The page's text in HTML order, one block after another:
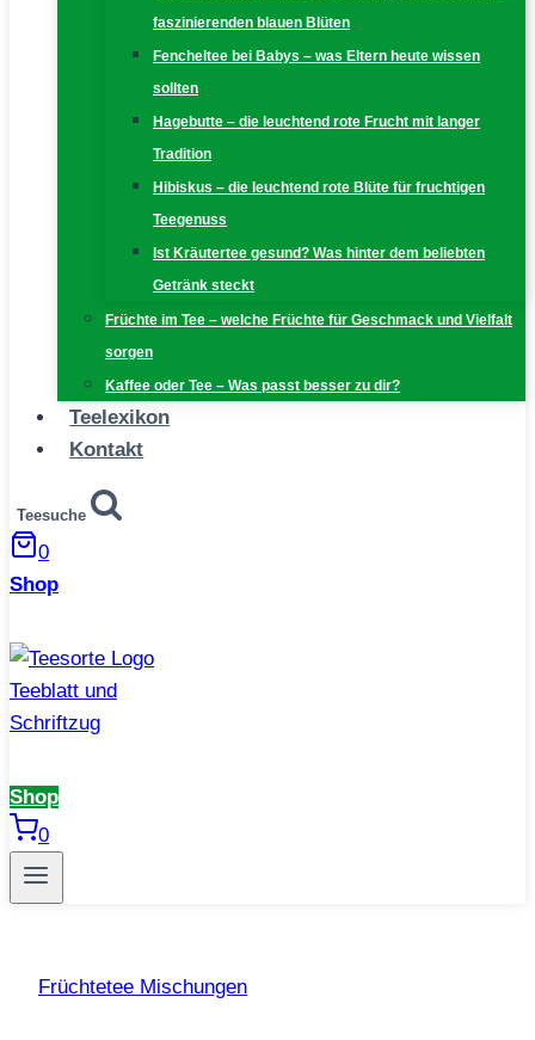
faszinierenden blauen Blüten
Fencheltee bei Babys – was Eltern heute wissen
sollten
Hagebutte – die leuchtend rote Frucht mit langer
Tradition
Hibiskus – die leuchtend rote Blüte für fruchtigen
Teegenuss
Ist Kräutertee gesund? Was hinter dem beliebten
Getränk steckt
Früchte im Tee – welche Früchte für Geschmack und Vielfalt
sorgen
Kaffee oder Tee – Was passt besser zu dir?
Teelexikon
Kontakt
Teesuche
0
Shop
Shop
0
Früchtetee Mischungen